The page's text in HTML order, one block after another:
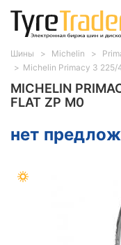
MICHELIN
FLAT ZP M0
нет
Шины Michelin
Michelin Primacy 3 225/